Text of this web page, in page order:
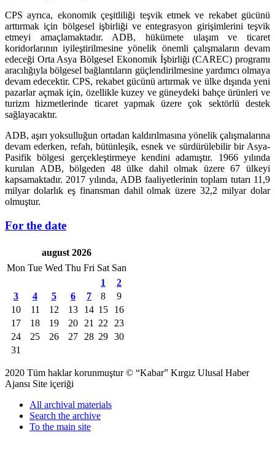
CPS ayrıca, ekonomik çeşitliliği teşvik etmek ve rekabet gücünü
arttırmak için bölgesel işbirliği ve entegrasyon girişimlerini teşvik
etmeyi amaçlamaktadır. ADB, hükümete ulaşım ve ticaret
koridorlarının iyileştirilmesine yönelik önemli çalışmaların devam
edeceği Orta Asya Bölgesel Ekonomik İşbirliği (CAREC) programı
aracılığıyla bölgesel bağlantıların güçlendirilmesine yardımcı olmaya
devam edecektir. CPS, rekabet gücünü artırmak ve ülke dışında yeni
pazarlar açmak için, özellikle kuzey ve güneydeki bahçe ürünleri ve
turizm hizmetlerinde ticaret yapmak üzere çok sektörlü destek
sağlayacaktır.
ADB, aşırı yoksulluğun ortadan kaldırılmasına yönelik çalışmalarına
devam ederken, refah, bütünleşik, esnek ve sürdürülebilir bir Asya-
Pasifik bölgesi gerçekleştirmeye kendini adamıştır. 1966 yılında
kurulan ADB, bölgeden 48 ülke dahil olmak üzere 67 ülkeyi
kapsamaktadır. 2017 yılında, ADB faaliyetlerinin toplam tutarı 11,9
milyar dolarlık eş finansman dahil olmak üzere 32,2 milyar dolar
olmuştur.
For the date
august 2026
Mon Tue Wed Thu Fri Sat San
1
2
3
4 5 6 7 8
9
10
11 12 13 14 15
16
17
18 19 20 21 22
23
24
25 26 27 28 29 30
31
2020 Tüm haklar korunmuştur © “Kabar” Kırgız Ulusal Haber
Ajansı Site içeriği
All archival materials
Search the archive
To the main site